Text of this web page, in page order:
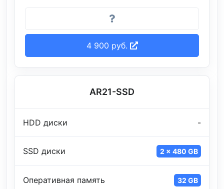
4 900 руб.
AR21-SSD
HDD диски -
SSD диски 2 x 480 GB
Оперативная память 32 GB